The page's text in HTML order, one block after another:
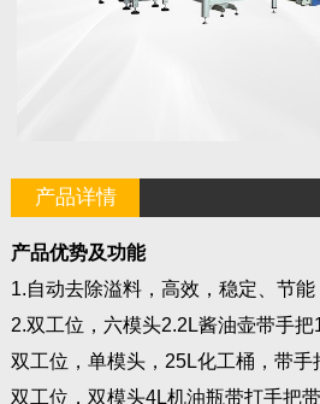
产品详情
产品优势及功能
1.自动去除溢料，高效，稳定、节能
2. 双工位，六模头2.2L酱油壶带手把
双工位，单模头，25L化工桶，带
双工位，双模头4L机油瓶带打手把